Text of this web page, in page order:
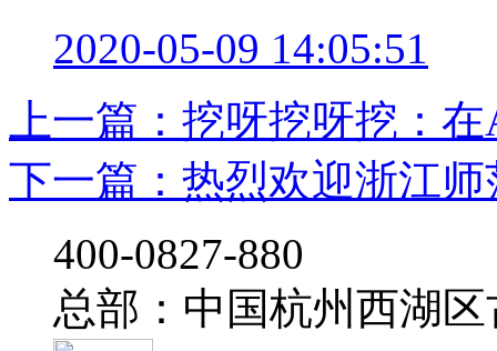
2020-05-09 14:05:51
上一篇：挖呀挖呀挖：
下一篇：热烈欢迎浙江
‭400-0827-880
总部：中国杭州西湖